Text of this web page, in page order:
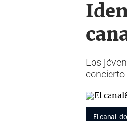
Los
El canal